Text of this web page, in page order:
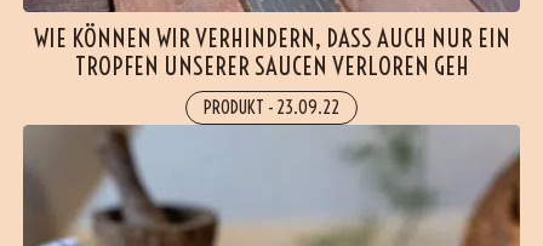
WIE KÖNNEN WIR VERHINDERN, DASS AUCH NUR EIN
TROPFEN UNSERER SAUCEN VERLOREN GEH
PRODUKT - 23.09.22